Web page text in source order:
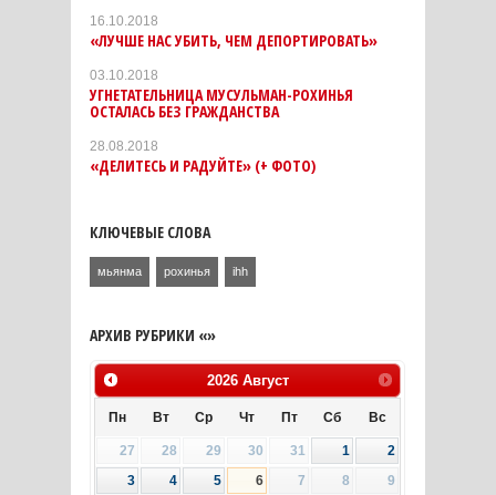
16.10.2018
«ЛУЧШЕ НАС УБИТЬ, ЧЕМ ДЕПОРТИРОВАТЬ»
03.10.2018
УГНЕТАТЕЛЬНИЦА МУСУЛЬМАН-РОХИНЬЯ
ОСТАЛАСЬ БЕЗ ГРАЖДАНСТВА
28.08.2018
«ДЕЛИТЕСЬ И РАДУЙТЕ» (+ ФОТО)
КЛЮЧЕВЫЕ СЛОВА
мьянма рохинья ihh
АРХИВ РУБРИКИ «»
2026 Август
Пн Вт Ср Чт Пт Сб Вс
27 28 29 30 31 1
2
3
4 5 6 7 8
9